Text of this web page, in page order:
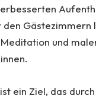
und
ein Ziel, das